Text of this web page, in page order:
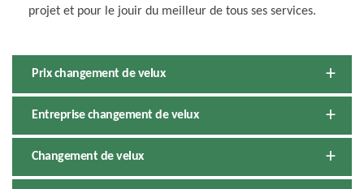
projet et pour le jouir du meilleur de tous ses services.
Prix changement de velux
Entreprise changement de velux
Changement de velux